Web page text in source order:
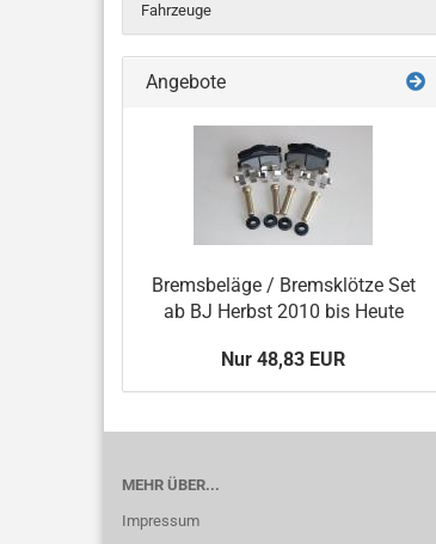
Fahrzeuge
Angebote
Bremsbeläge / Bremsklötze Set
ab BJ Herbst 2010 bis Heute
Nur 48,83 EUR
MEHR ÜBER...
Impressum